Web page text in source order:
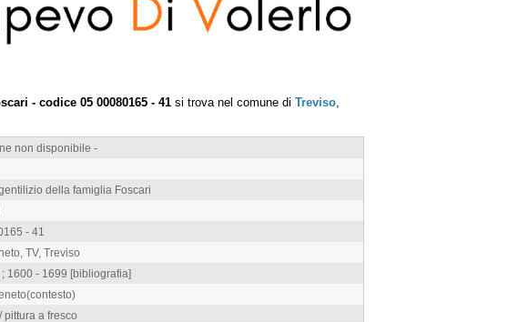
- codice 05 00080165 - 41 si trova nel comune di Treviso
non disponibile -
della famiglia Foscari
- 41
TV, Treviso
; 1600 - 1699 [bibliografia]
pittura a fresco